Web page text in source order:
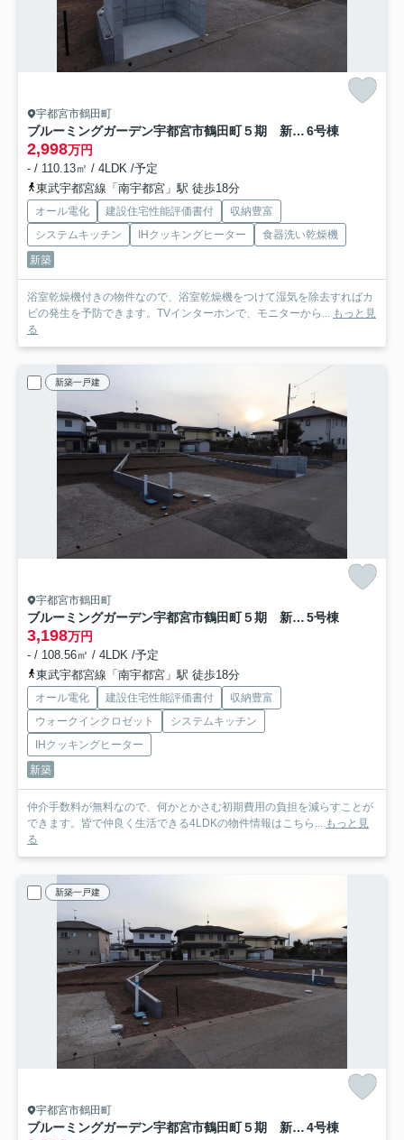
宇都宮市鶴田町
ブルーミングガーデン宇都宮市鶴田町５期 新築一戸建て 6号棟
2,998万円
- / 110.13㎡ / 4LDK /予定
東武宇都宮線「南宇都宮」駅 徒歩18分
オール電化 建設住宅性能評価書付
収納豊富
システムキッチン
IHクッキングヒーター
食器洗い乾燥機
新築
浴室乾燥機付きの物件なので、浴室乾燥機をつけて湿気を除去すればカ
ビの発生を予防できます。TVインターホンで、モニターから... もっと見
る
新築一戸建
宇都宮市鶴田町
ブルーミングガーデン宇都宮市鶴田町５期 新築一戸建て 5号棟
3,198万円
- / 108.56㎡ / 4LDK /予定
東武宇都宮線「南宇都宮」駅 徒歩18分
オール電化 建設住宅性能評価書付
収納豊富
ウォークインクロゼット
システムキッチン
IHクッキングヒーター
新築
仲介手数料が無料なので、何かとかさむ初期費用の負担を減らすことが
できます。皆で仲良く生活できる4LDKの物件情報はこちら... もっと見
る
新築一戸建
宇都宮市鶴田町
ブルーミングガーデン宇都宮市鶴田町５期 新築一戸建て 4号棟